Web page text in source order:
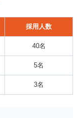
採用人数
40名
5名
3名